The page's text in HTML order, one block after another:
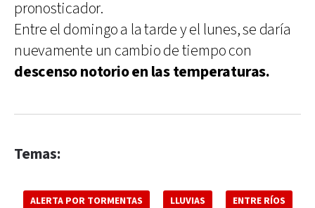
pronosticador.
Entre el domingo a la tarde y el lunes, se daría
nuevamente un cambio de tiempo con
descenso notorio en las temperaturas.
Temas:
ALERTA POR TORMENTAS LLUVIAS ENTRE RÍOS